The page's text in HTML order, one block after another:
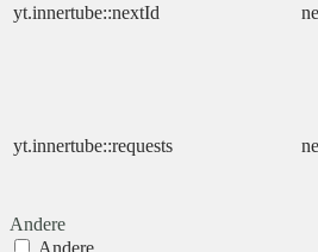
yt.innertube::nextId
yt.innertube::requests
Andere
Andere